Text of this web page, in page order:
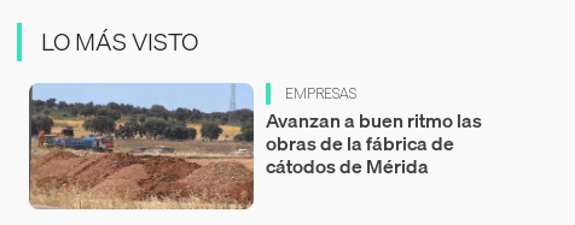
LO MÁS VISTO
EMPRESAS
Avanzan a buen ritmo las
obras de la fábrica de
cátodos de Mérida